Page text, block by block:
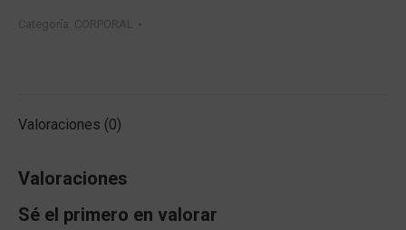
Categoría: CORPORAL
Valoraciones (0)
Valoraciones
Sé el primero en valorar